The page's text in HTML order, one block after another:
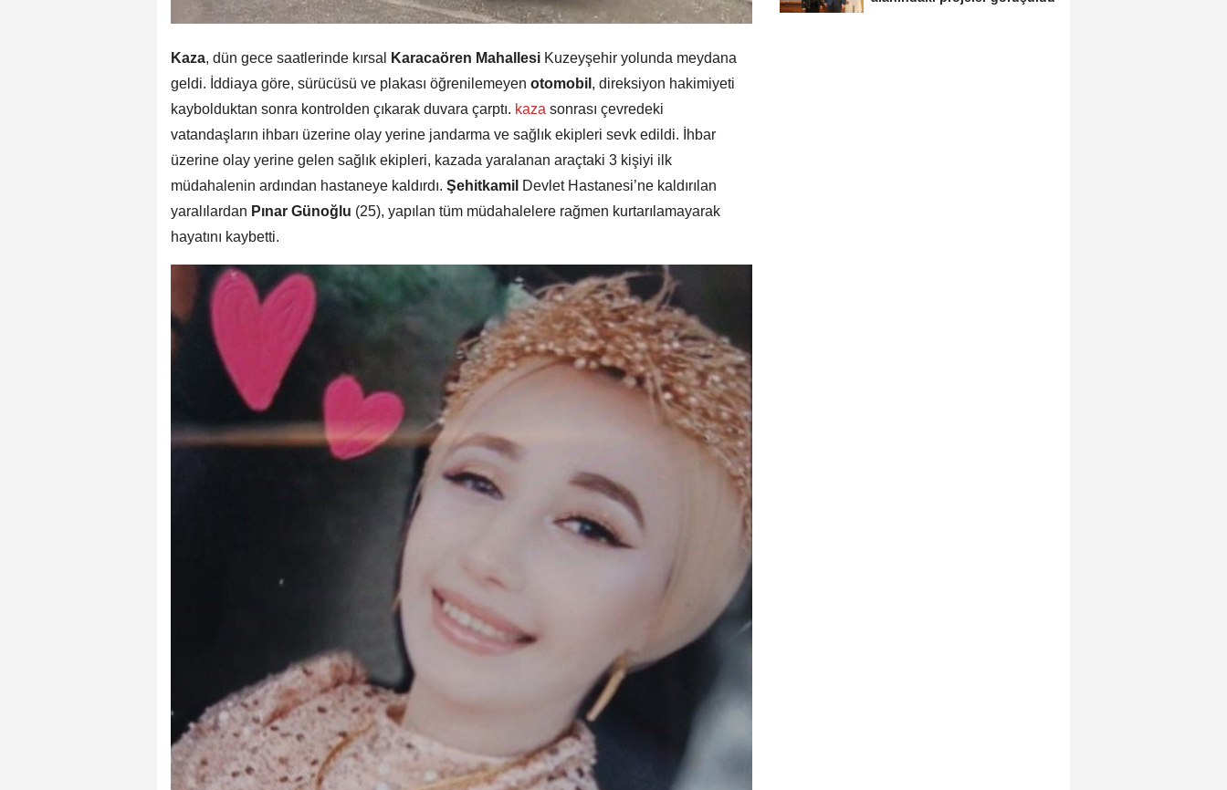
Kaza, dün gece saatlerinde kırsal Karacaören Mahallesi Kuzeyşehir yolunda meydana
geldi. İddiaya göre, sürücüsü ve plakası öğrenilemeyen otomobil , direksiyon hakimiyeti
kaybolduktan sonra kontrolden çıkarak duvara çarptı. kaza sonrası çevredeki
vatandaşların ihbarı üzerine olay yerine jandarma ve sağlık ekipleri sevk edildi. İhbar
üzerine olay yerine gelen sağlık ekipleri, kazada yaralanan araçtaki 3 kişiyi ilk
müdahalenin ardından hastaneye kaldırdı. Şehitkamil Devlet Hastanesi’ne kaldırılan
yaralılardan Pınar Günoğlu (25), yapılan tüm müdahalelere rağmen kurtarılamayarak
hayatını kaybetti.